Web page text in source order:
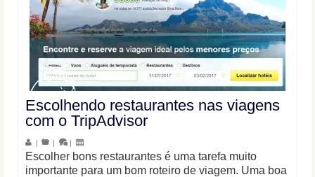
Escolhendo restaurantes nas viagens
com o TripAdvisor
| | |
Escolher bons restaurantes é uma tarefa muito
importante para um bom roteiro de viagem. Uma boa